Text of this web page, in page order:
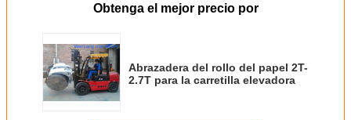
Obtenga el mejor precio por
Abrazadera del rollo del papel 2T-
2.7T para la carretilla elevadora